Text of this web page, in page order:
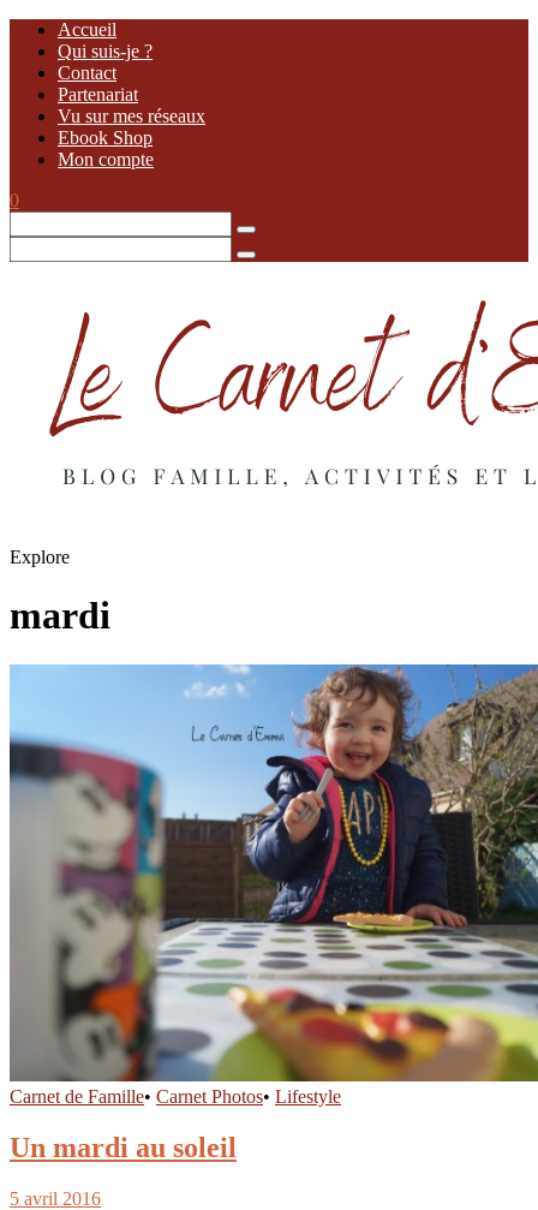
Accueil
Qui suis-je ?
Contact
Partenariat
Vu sur mes réseaux
Ebook Shop
Mon compte
0
Explore
mardi
Carnet de Famille• Carnet Photos• Lifestyle
Un mardi au soleil
5 avril 2016